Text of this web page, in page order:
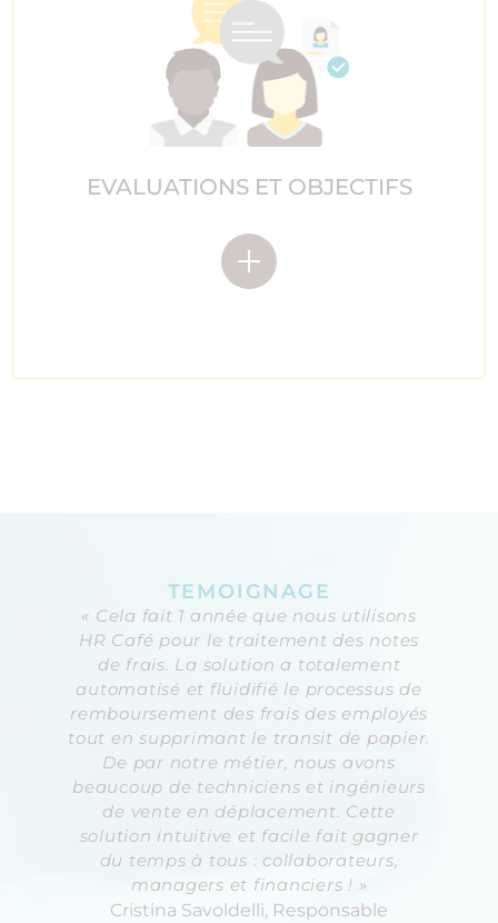
EVALUATIONS ET OBJECTIFS
TEMOIGNAGE
« Cela fait 1 année que nous utilisons
HR Café pour le traitement des notes
de frais. La solution a totalement
automatisé et fluidifié le processus de
remboursement des frais des employés
tout en supprimant le transit de papier.
De par notre métier, nous avons
beaucoup de techniciens et ingénieurs
de vente en déplacement. Cette
solution intuitive et facile fait gagner
du temps à tous : collaborateurs,
managers et financiers ! »
Cristina Savoldelli, Responsable